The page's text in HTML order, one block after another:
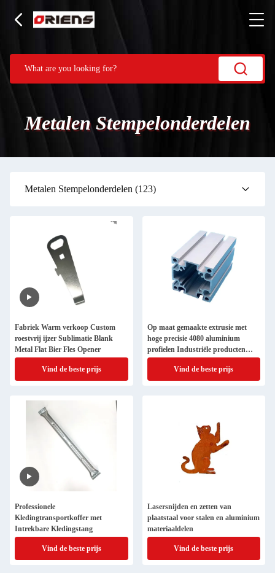
Metalen Stempelonderdelen
Metalen Stempelonderdelen (123)
Fabriek Warm verkoop Custom
roestvrij ijzer Sublimatie Blank
Metal Flat Bier Fles Opener
Vind de beste prijs
Op maat gemaakte extrusie met
hoge precisie 4080 aluminium
profielen Industriële producten
Snijden Lassen
Vind de beste prijs
Professionele
Kledingtransportkoffer met
Intrekbare Kledingstang
Vind de beste prijs
Lasersnijden en zetten van
plaatstaal voor stalen en aluminium
materiaaldelen
Vind de beste prijs